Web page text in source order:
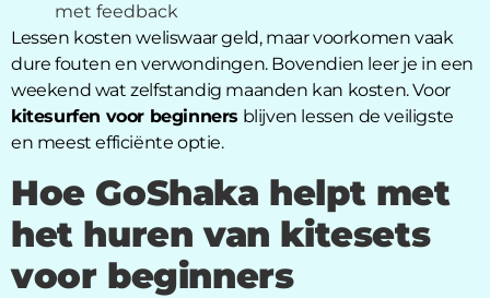
met feedback
Lessen kosten weliswaar geld, maar voorkomen vaak
dure fouten en verwondingen. Bovendien leer je in een
weekend wat zelfstandig maanden kan kosten. Voor
kitesurfen voor beginners blijven lessen de veiligste
en meest efficiënte optie.
Hoe GoShaka helpt met
het huren van kitesets
voor beginners